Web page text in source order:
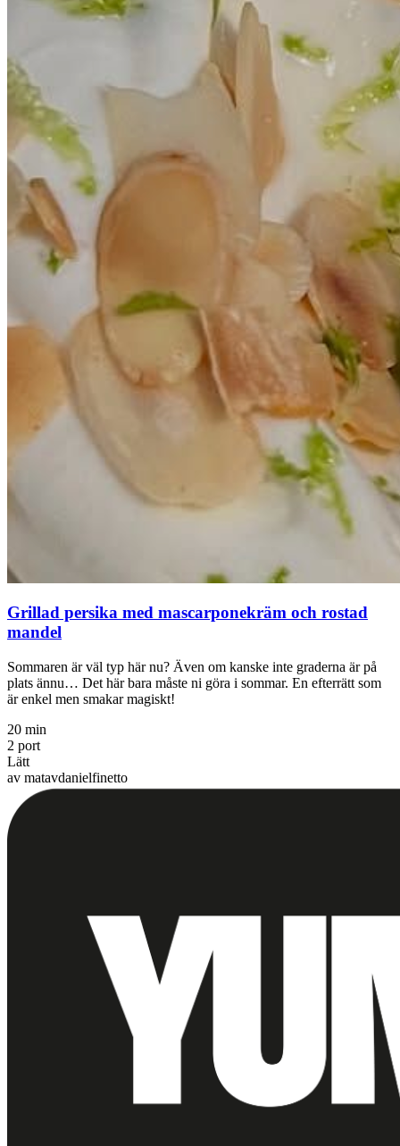
Grillad persika med mascarponekräm och rostad
mandel
Sommaren är väl typ här nu? Även om kanske inte graderna är på
plats ännu… Det här bara måste ni göra i sommar. En efterrätt som
är enkel men smakar magiskt!
20 min
2 port
Lätt
av matavdanielfinetto